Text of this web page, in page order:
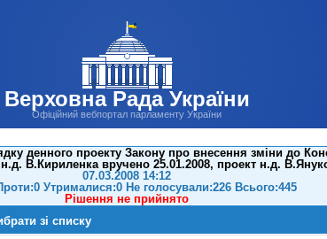
Верховна Рада України
Офіційний вебпортал парламенту України
денного проекту Закону про внесення зміни до
н.д. В.Кириленка вручено 25.01.2008, проект н.д.
07.03.2008 14:12
Утрималися:0 Не голосували:226 Всього:445
Рішення не прийнято
зі списку